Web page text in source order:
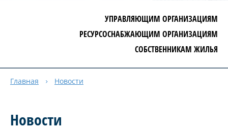
УПРАВЛЯЮЩИМ ОРГАНИЗАЦИЯМ
РЕСУРСОСНАБЖАЮЩИМ ОРГАНИЗАЦИЯМ
СОБСТВЕННИКАМ ЖИЛЬЯ
Главная Новости
Новости